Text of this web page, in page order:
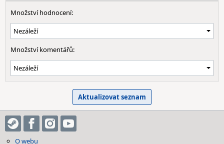
Množství hodnocení:
Množství komentářů:
O webu